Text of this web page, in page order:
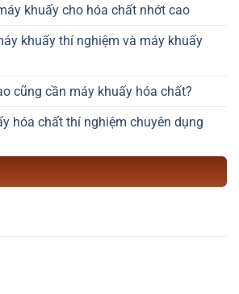
khuấy cho hóa chất nhớt cao
khuấy thí nghiệm và máy khuấy
cũng cần máy khuấy hóa chất?
hóa chất thí nghiệm chuyên dụng